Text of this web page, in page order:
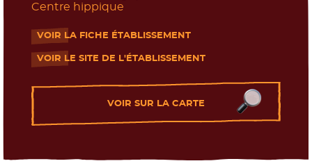
Centre hippique
VOIR LA FICHE ÉTABLISSEMENT
- Nouvelle fenêtre
VOIR LE SITE DE L'ÉTABLISSEMENT
- Nouvelle fenêtre
VOIR SUR LA CARTE